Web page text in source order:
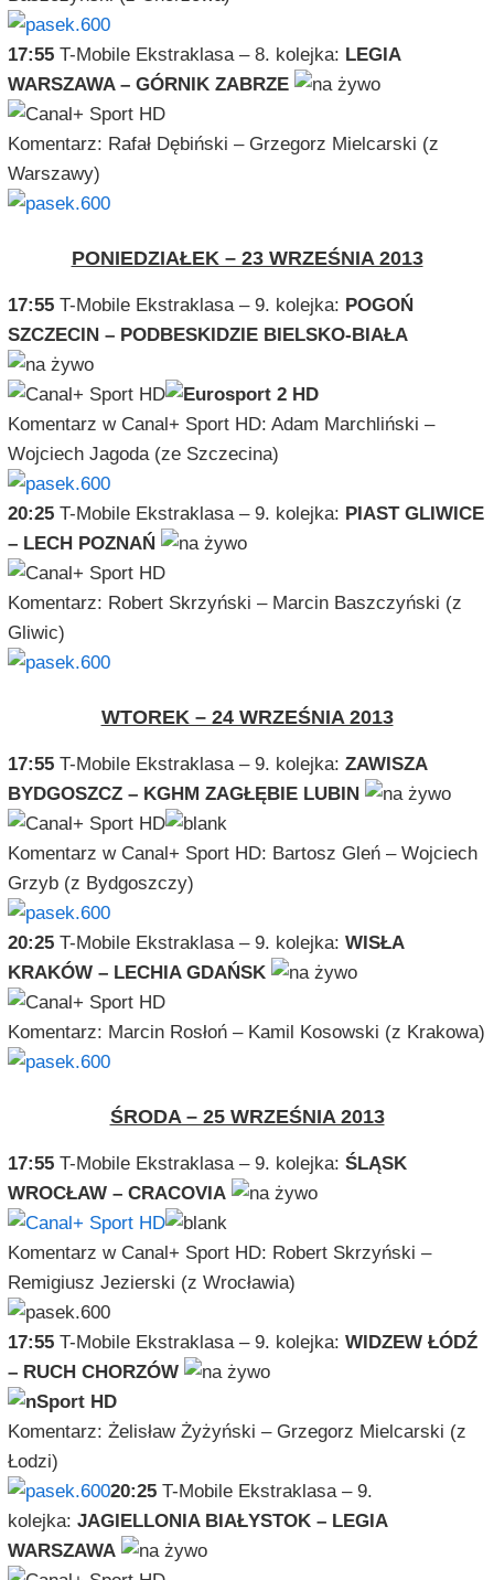
17:55 T-Mobile Ekstraklasa – 8. kolejka: LEGIA
WARSZAWA – GÓRNIK ZABRZE
Komentarz: Rafał Dębiński – Grzegorz Mielcarski (z
Warszawy)
PONIEDZIAŁEK – 23 WRZEŚNIA 2013
17:55 T-Mobile Ekstraklasa – 9. kolejka: POGOŃ
SZCZECIN – PODBESKIDZIE BIELSKO-BIAŁA
Komentarz w Canal+ Sport HD: Adam Marchliński –
Wojciech Jagoda (ze Szczecina)
20:25 T-Mobile Ekstraklasa – 9. kolejka: PIAST GLIWICE
– LECH POZNAŃ
Komentarz: Robert Skrzyński – Marcin Baszczyński (z
Gliwic)
WTOREK – 24 WRZEŚNIA 2013
17:55 T-Mobile Ekstraklasa – 9. kolejka: ZAWISZA
BYDGOSZCZ – KGHM ZAGŁĘBIE LUBIN
Komentarz w Canal+ Sport HD: Bartosz Gleń – Wojciech
Grzyb (z Bydgoszczy)
20:25 T-Mobile Ekstraklasa – 9. kolejka: WISŁA
KRAKÓW – LECHIA GDAŃSK
Komentarz: Marcin Rosłoń – Kamil Kosowski (z Krakowa)
ŚRODA – 25 WRZEŚNIA 2013
17:55 T-Mobile Ekstraklasa – 9. kolejka: ŚLĄSK
WROCŁAW – CRACOVIA
Komentarz w Canal+ Sport HD: Robert Skrzyński –
Remigiusz Jezierski (z Wrocławia)
17:55 T-Mobile Ekstraklasa – 9. kolejka: WIDZEW ŁÓDŹ
– RUCH CHORZÓW
Komentarz: Żelisław Żyżyński – Grzegorz Mielcarski (z
Łodzi)
20:25 T-Mobile Ekstraklasa – 9.
kolejka: JAGIELLONIA BIAŁYSTOK – LEGIA
WARSZAWA